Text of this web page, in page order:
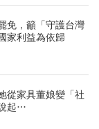
免，籲「守護台灣
家利益為依歸
從家具董娘變「社
起…